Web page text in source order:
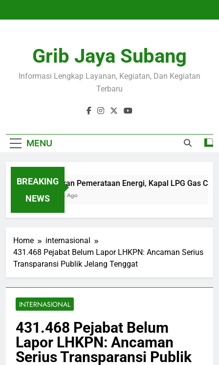
Grib Jaya Subang
Informasi Lengkap Layanan, Kegiatan, Dan Kegiatan
Terbaru
MENU
BREAKING
NEWS
Wujudkan Pemerataan Energi, Kapal LPG Gas
4 Months Ago
Home
internasional
431.468 Pejabat Belum Lapor LHKPN: Ancaman Serius
Transparansi Publik Jelang Tenggat
INTERNASIONAL
431.468 Pejabat Belum
Lapor LHKPN: Ancaman
Serius Transparansi Publik